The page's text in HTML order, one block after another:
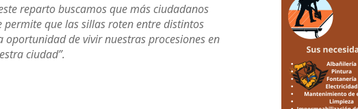
reparto buscamos que más ciudadanos
que las sillas roten entre distintos
de vivir nuestras procesiones en
ciudad”.